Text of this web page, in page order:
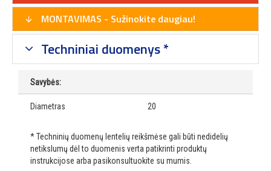
MONTAVIMAS - Sužinokite daugiau!
Techniniai duomenys *
Savybės:
Diametras 20
* Techninių duomenų lentelių reikšmėse gali būti nedidelių
netikslumų dėl to duomenis verta patikrinti produktų
instrukcijose arba pasikonsultuokite su mumis.